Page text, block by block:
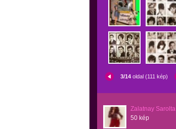
3/14 oldal (111 kép)
Zalatnay Sarolta
50 kép